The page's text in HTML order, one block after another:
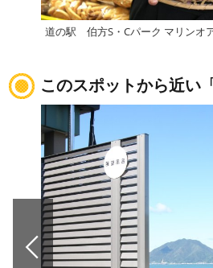
道の駅 伯方S・Cパーク マリンオ
このスポットから近い